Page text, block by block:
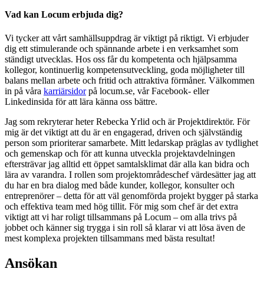
Vad kan Locum erbjuda dig?
Vi tycker att vårt samhällsuppdrag är viktigt på riktigt. Vi erbjuder
dig ett stimulerande och spännande arbete i en verksamhet som
ständigt utvecklas. Hos oss får du kompetenta och hjälpsamma
kollegor, kontinuerlig kompetensutveckling, goda möjligheter till
balans mellan arbete och fritid och attraktiva förmåner. Välkommen
in på våra karriärsidorpå locum.se, vår Facebook- eller
Linkedinsida för att lära känna oss bättre.
Jag som rekryterar heter Rebecka Yrlid och är Projektdirektör. För
mig är det viktigt att du är en engagerad, driven och självständig
person som prioriterar samarbete. Mitt ledarskap präglas av tydlighet
och gemenskap och för att kunna utveckla projektavdelningen
eftersträvar jag alltid ett öppet samtalsklimat där alla kan bidra och
lära av varandra. I rollen som projektområdeschef värdesätter jag att
du har en bra dialog med både kunder, kollegor, konsulter och
entreprenörer – detta för att väl genomförda projekt bygger på starka
och effektiva team med hög tillit. För mig som chef är det extra
viktigt att vi har roligt tillsammans på Locum – om alla trivs på
jobbet och känner sig trygga i sin roll så klarar vi att lösa även de
mest komplexa projekten tillsammans med bästa resultat!
Ansökan